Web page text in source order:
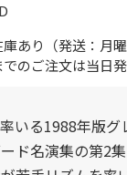
庫あり（発送：月
でのご注文は当日発
いる1988年版グ
ド名演集の第2